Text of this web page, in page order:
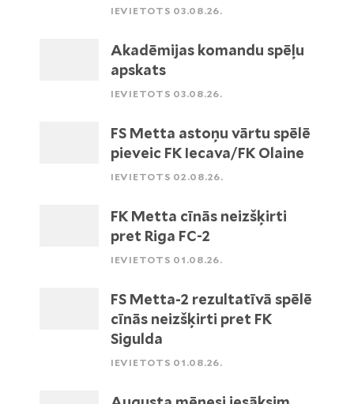
IEVIETOTS 03.08.26.
Akadēmijas komandu spēļu
apskats
IEVIETOTS 03.08.26.
FS Metta astoņu vārtu spēlē
pieveic FK Iecava/FK Olaine
IEVIETOTS 02.08.26.
FK Metta cīnās neizšķirti
pret Riga FC-2
IEVIETOTS 01.08.26.
FS Metta-2 rezultatīvā spēlē
cīnās neizšķirti pret FK
Sigulda
IEVIETOTS 01.08.26.